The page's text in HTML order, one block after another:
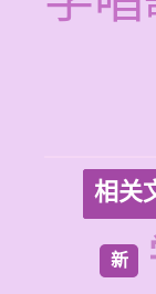
相关
新